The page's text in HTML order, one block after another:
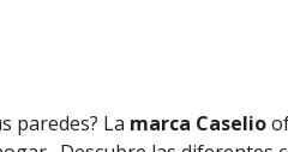
paredes? La marca Caselio